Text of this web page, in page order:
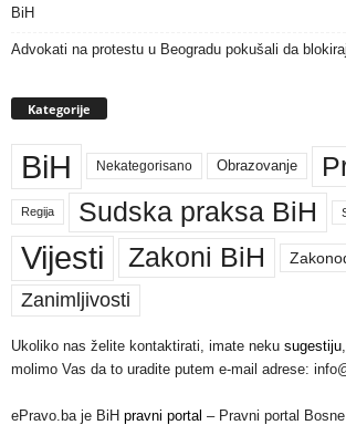
BiH
Advokati na protestu u Beogradu pokušali da
Kategorije
BiH Nekategorisano Obrazovanje
Regija Sudska praksa BiH
Vijesti Zakoni BiH
Zanimljivosti
Ukoliko nas želite kontaktirati, imate neku sugestiju
molimo Vas da to uradite putem e-mail adrese:
ePravo.ba je BiH pravni portal – Pravni portal